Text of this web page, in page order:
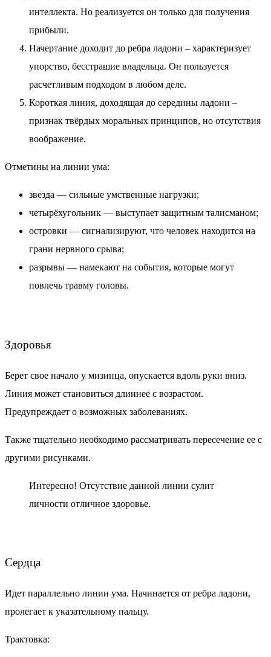
интеллекта. Но реализуется он только для получения
прибыли.
Начертание доходит до ребра ладони – характеризует
упорство, бесстрашие владельца. Он пользуется
расчетливым подходом в любом деле.
Короткая линия, доходящая до середины ладони –
признак твёрдых моральных принципов, но отсутствия
воображение.
Отметины на линии ума:
звезда — сильные умственные нагрузки;
четырёхугольник — выступает защитным талисманом;
островки — сигнализируют, что человек находится на
грани нервного срыва;
разрывы — намекают на события, которые могут
повлечь травму головы.
Здоровья
Берет свое начало у мизинца, опускается вдоль руки вниз.
Линия может становиться длиннее с возрастом.
Предупреждает о возможных заболеваниях.
Также тщательно необходимо рассматривать пересечение ее с
другими рисунками.
Интересно! Отсутствие данной линии сулит
личности отличное здоровье.
Сердца
Идет параллельно линии ума. Начинается от ребра ладони,
пролегает к указательному пальцу.
Трактовка: